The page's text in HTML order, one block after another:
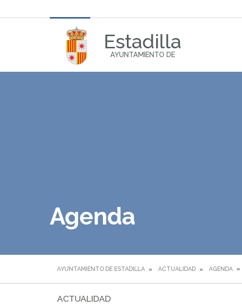
Estadilla
AYUNTAMIENTO DE
Agenda
AYUNTAMIENTO DE ESTADILLA ACTUALIDAD AGENDA
ACTUALIDAD